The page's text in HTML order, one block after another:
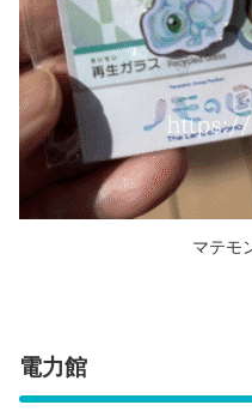
マテモ
電力館